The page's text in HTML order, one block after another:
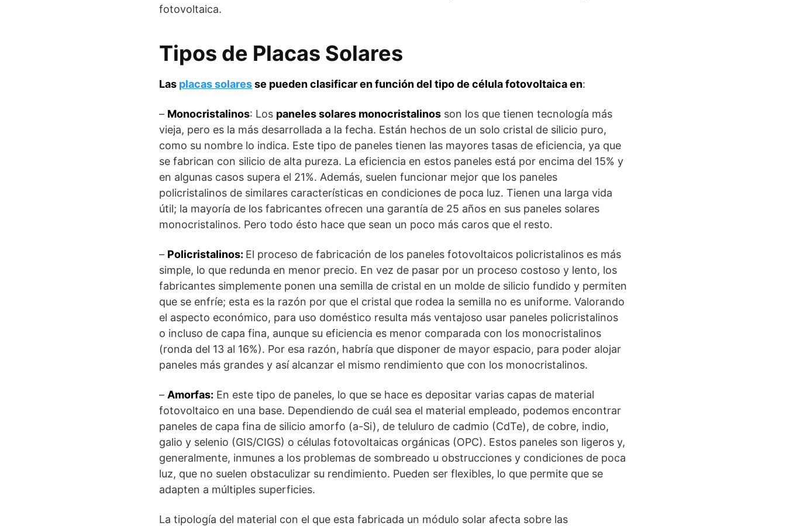
fotovoltaica.
Tipos de Placas Solares
Las placas solaresse pueden clasificar en función del tipo de célula fotovoltaica en:
– Monocristalinos: Los paneles solares monocristalinos son los que tienen tecnología más
vieja, pero es la más desarrollada a la fecha. Están hechos de un solo cristal de silicio puro,
como su nombre lo indica. Este tipo de paneles tienen las mayores tasas de eficiencia, ya que
se fabrican con silicio de alta pureza. La eficiencia en estos paneles está por encima del 15% y
en algunas casos supera el 21%. Además, suelen funcionar mejor que los paneles
policristalinos de similares características en condiciones de poca luz. Tienen una larga vida
útil; la mayoría de los fabricantes ofrecen una garantía de 25 años en sus paneles solares
monocristalinos. Pero todo ésto hace que sean un poco más caros que el resto.
– Policristalinos: El proceso de fabricación de los paneles fotovoltaicos policristalinos es más
simple, lo que redunda en menor precio. En vez de pasar por un proceso costoso y lento, los
fabricantes simplemente ponen una semilla de cristal en un molde de silicio fundido y permiten
que se enfríe; esta es la razón por que el cristal que rodea la semilla no es uniforme. Valorando
el aspecto económico, para uso doméstico resulta más ventajoso usar paneles policristalinos
o incluso de capa fina, aunque su eficiencia es menor comparada con los monocristalinos
(ronda del 13 al 16%). Por esa razón, habría que disponer de mayor espacio, para poder alojar
paneles más grandes y así alcanzar el mismo rendimiento que con los monocristalinos.
– Amorfas: En este tipo de paneles, lo que se hace es depositar varias capas de material
fotovoltaico en una base. Dependiendo de cuál sea el material empleado, podemos encontrar
paneles de capa fina de silicio amorfo (a-Si), de teluluro de cadmio (CdTe), de cobre, indio,
galio y selenio (GIS/CIGS) o células fotovoltaicas orgánicas (OPC). Estos paneles son ligeros y,
generalmente, inmunes a los problemas de sombreado u obstrucciones y condiciones de poca
luz, que no suelen obstaculizar su rendimiento. Pueden ser flexibles, lo que permite que se
adapten a múltiples superficies.
La tipología del material con el que esta fabricada un módulo solar afecta sobre las